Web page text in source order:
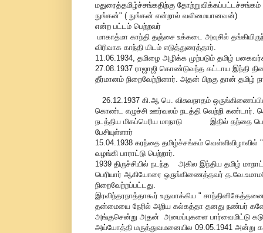
மதுரைத்தமிழ்ச்சங்கதிற்கு
நுங்கன்" ( நுங்கன் என்றால் வலிமையானவன்)
என்ற பட்டம் பெற்றவர்
மாகாத்மா காந்தி தஞ்சை உக்கடை அவுசில்
விரிவாக காந்தி யிடம் எடுத்துரைத்தார்.
11.06.1934, தமிழை அழிக்க முற்படும் தமிழ்
27.08.1937 ராஜாஜி கொண்டுவந்த கட்டாய இந்தி
தீர்மானம் நிறைவேற்றினார். அதன் பிறகு தான் தமிழ்
26.12.1937 கி.ஆ பெ. விசுவநாதம்
கொண்ட எழுச்சி ஊர்வலம் நடத்தி வெற்றி கண்டார்.
நடத்திய மிகப்பெரிய மாநாடு இதில் தந்தை
பேசியுள்ளார்
15.04.1938 கரந்தை தமிழ்ச்சங்கம்
வழங்கி பாராட்டு பெற்றார்.
1939 திருச்சியில் நடந்த அகில இந்திய தமிழ்
பெரியார் ஆகியோரை ஒருங்கிணைத்தவர்
நிறைவேற்றப்பட்டது.
இரவிந்தரநாத்தாகூர் உருவாக்கிய "
தன்மையை நேரில் அறிய கல்கத்தா தனது நண்பர்
அங்குசென்று அதன் அமைப்புகளை பார்வைமிட்டு
அய்யோத்தி மருத்துவமனையில 09.05.1941 அன்று